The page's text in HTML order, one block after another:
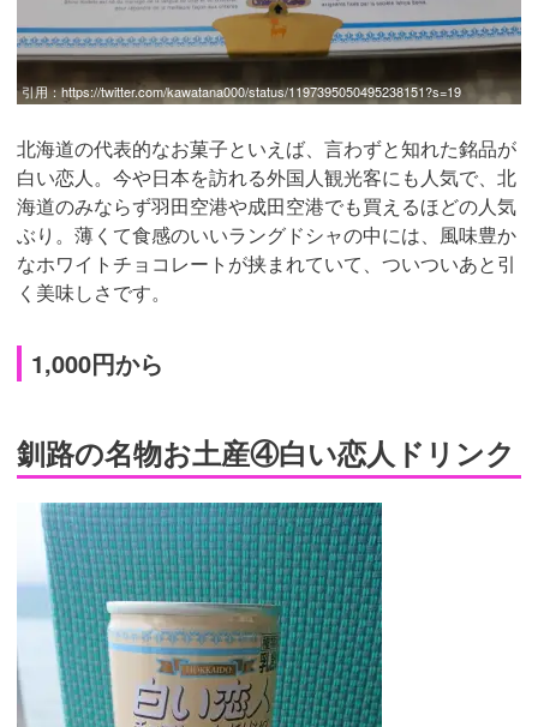
引用：https://twitter.com/kawatana000/status/1197395050495238151?s=19
北海道の代表的なお菓子といえば、言わずと知れた銘品が
白い恋人。今や日本を訪れる外国人観光客にも人気で、北
海道のみならず羽田空港や成田空港でも買えるほどの人気
ぶり。薄くて食感のいいラングドシャの中には、風味豊か
なホワイトチョコレートが挟まれていて、ついついあと引
く美味しさです。
1,000円から
釧路の名物お土産④白い恋人ドリンク